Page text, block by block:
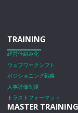
TRAINING
経営仕組み化
ウェブワークシフト
ポジショニング戦略
人事評価制度
トラストフォーマット
MASTER TRAINING